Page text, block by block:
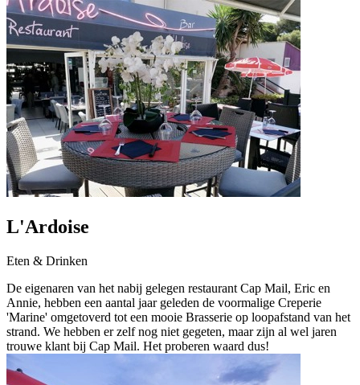
L'Ardoise
Eten & Drinken
De eigenaren van het nabij gelegen restaurant Cap Mail, Eric en
Annie, hebben een aantal jaar geleden de voormalige Creperie
'Marine' omgetoverd tot een mooie Brasserie op loopafstand van het
strand. We hebben er zelf nog niet gegeten, maar zijn al wel jaren
trouwe klant bij Cap Mail. Het proberen waard dus!